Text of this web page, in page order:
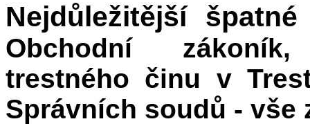
Nejdůležitější
Obchodní
trestného činu v
Správních soudů - vše